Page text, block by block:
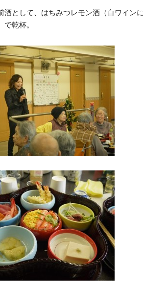
酒として、はちみつレモン酒（白ワイン
で乾杯。